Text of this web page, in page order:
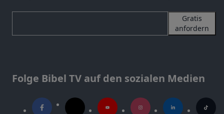
Gratis
anfordern
Folge Bibel TV auf den sozialen Medien